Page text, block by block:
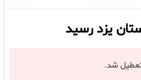
یزد رسید
تعطیل شد.